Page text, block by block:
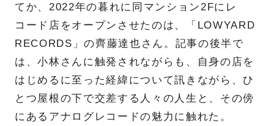
てか、2022年の暮れに同マンション2Fにレ
コード店をオープンさせたのは、「LOWYARD
RECORDS」の齊藤達也さん。記事の後半で
は、小林さんに触発されながらも、自身の店を
はじめるに至った経緯について訊きながら、ひ
とつ屋根の下で交差する人々の人生と、その傍
にあるアナログレコードの魅力に触れた。